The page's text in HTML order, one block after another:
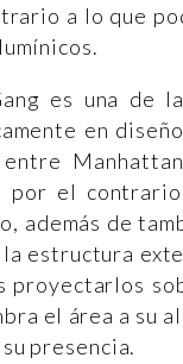
a lo que
es una de
en
entre
por el
además de
estructura
proyectarlos
el área a su
presencia.